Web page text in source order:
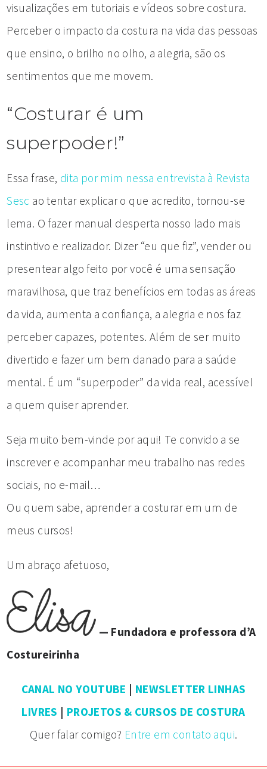
visualizações em tutoriais e vídeos sobre costura.
Perceber o impacto da costura na vida das pessoas
que ensino, o brilho no olho, a alegria, são os
sentimentos que me movem.
“Costurar é um
superpoder!”
Essa frase, dita por mim nessa entrevista à Revista
Sesc ao tentar explicar o que acredito, tornou-se
lema. O fazer manual desperta nosso lado mais
instintivo e realizador. Dizer “eu que fiz”, vender ou
presentear algo feito por você é uma sensação
maravilhosa, que traz benefícios em todas as áreas
da vida, aumenta a confiança, a alegria e nos faz
perceber capazes, potentes. Além de ser muito
divertido e fazer um bem danado para a saúde
mental. É um “superpoder” da vida real, acessível
a quem quiser aprender.
Seja muito bem-vinde por aqui! Te convido a se
inscrever e acompanhar meu trabalho nas redes
sociais, no e-mail…
Ou quem sabe, aprender a costurar em um de
meus cursos!
Um abraço afetuoso,
— Fundadora e professora d’A
Costureirinha
CANAL NO YOUTUBE | NEWSLETTER LINHAS
LIVRES | PROJETOS & CURSOS DE COSTURA
Quer falar comigo? Entre em contato aqui.